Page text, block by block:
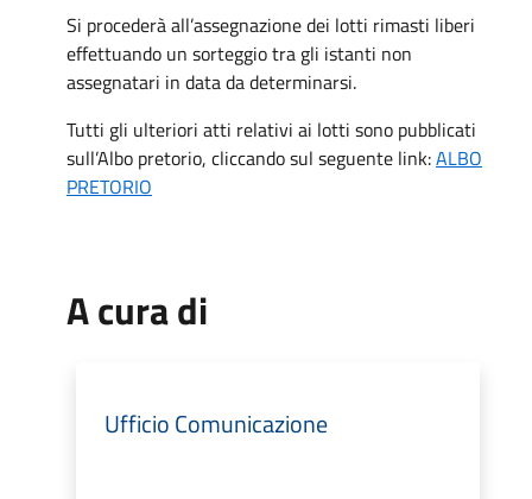
Si procederà all’assegnazione dei lotti rimasti liberi
effettuando un sorteggio tra gli istanti non
assegnatari in data da determinarsi.
Tutti gli ulteriori atti relativi ai lotti sono pubblicati
sull’Albo pretorio, cliccando sul seguente link:ALBO
PRETORIO
A cura di
Ufficio Comunicazione